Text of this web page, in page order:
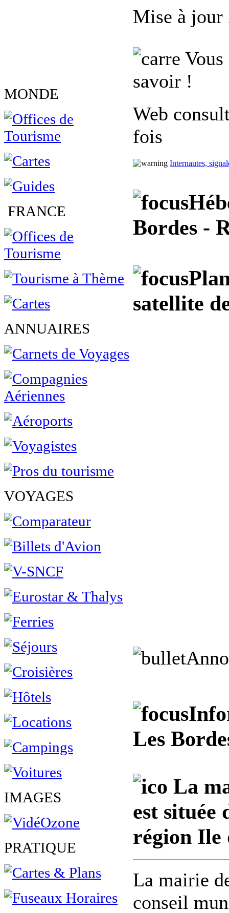
MONDE
FRANCE
ANNUAIRES
VOYAGES
IMAGES
PRATIQUE
Mise à jour
savoir !
Web
fois
Internautes,
Bordes -
satellite
Les
La
est située
région Ile
La mairie
conseil